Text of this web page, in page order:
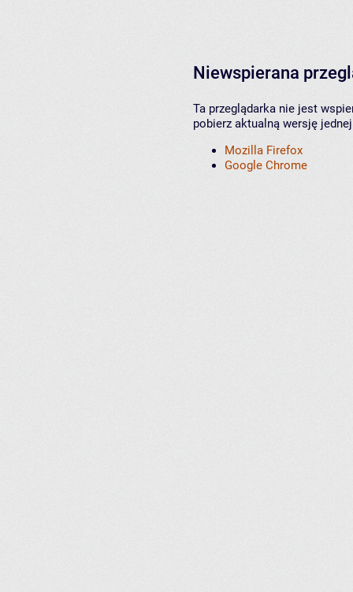
Niewspierana
Ta przeglądarka nie jest
pobierz aktualną wersję
Mozilla Firefox
Google Chrome